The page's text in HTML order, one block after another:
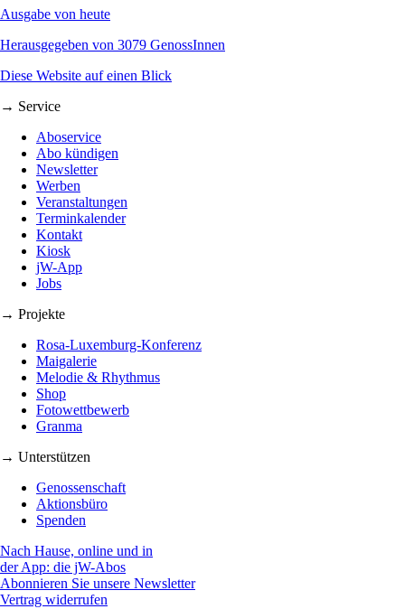
Ausgabe von heute
Herausgegeben von 3079 GenossInnen
Diese Website auf einen Blick
→ Service
Aboservice
Abo kündigen
Newsletter
Werben
Veranstaltungen
Terminkalender
Kontakt
Kiosk
jW-App
Jobs
→ Projekte
Rosa-Luxemburg-Konferenz
Maigalerie
Melodie & Rhythmus
Shop
Fotowettbewerb
Granma
→ Unterstützen
Genossenschaft
Aktionsbüro
Spenden
Nach Hause, online und in
der App: die jW-Abos
Abonnieren Sie unsere Newsletter
Vertrag widerrufen